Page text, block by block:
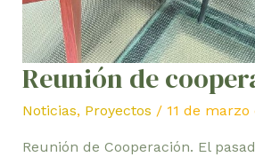
Reunión de
Noticias, Proyectos / 11 de marzo
Reunión de Cooperación. El